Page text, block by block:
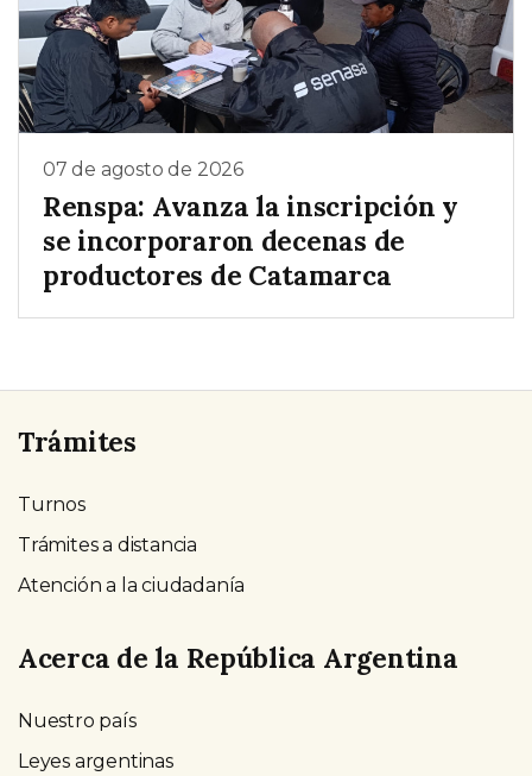
07 de agosto de 2026
Renspa: Avanza la inscripción y
se incorporaron decenas de
productores de Catamarca
Trámites
Turnos
Trámites a distancia
Atención a la ciudadanía
Acerca de la República Argentina
Nuestro país
Leyes argentinas